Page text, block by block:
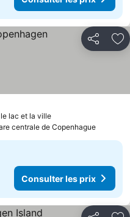
Partager
lac et la ville
centrale de Copenhague
Consulter les prix